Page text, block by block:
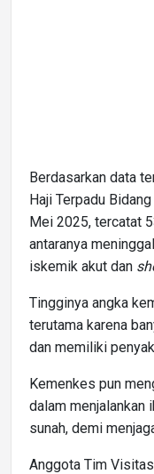
Berdasarkan data
Haji Terpadu
Mei 2025, tercatat
antaranya
iskemik akut dan
Tingginya angka
terutama karena
dan memiliki
Kemenkes pun
dalam menjalankan
sunah, demi
Anggota Tim